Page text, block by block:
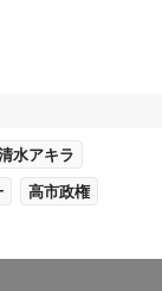
水アキラ
高市政権